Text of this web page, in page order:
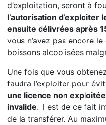
d’exploitation, seront à
l’autorisation d’exploiter
ensuite délivrées après
vous n’avez pas encore
boissons alcoolisées
Une fois que vous
faudra l’exploiter pour
une licence non
invalide. Il est de ce fait
de la transférer. Au